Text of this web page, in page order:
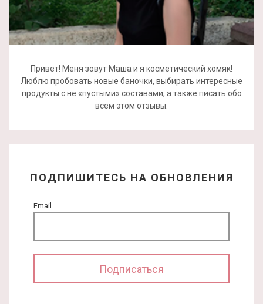
Привет! Меня зовут Маша и я косметический хомяк!
Люблю пробовать новые баночки, выбирать интересные
продукты с не «пустыми» составами, а также писать обо
всем этом отзывы.
ПОДПИШИТЕСЬ НА ОБНОВЛЕНИЯ
Email